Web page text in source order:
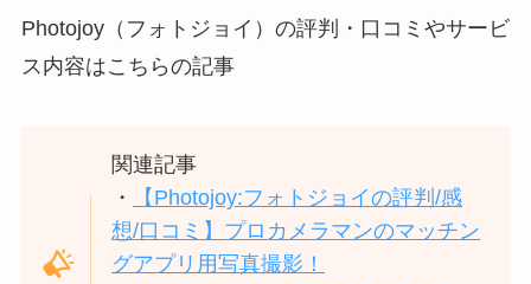
Photojoy（フォトジョイ）の評判・口コミやサービ
ス内容はこちらの記事
関連記事
・
【Photojoy:フォトジョイの評判/感
想/口コミ】プロカメラマンのマッチン
グアプリ用写真撮影！